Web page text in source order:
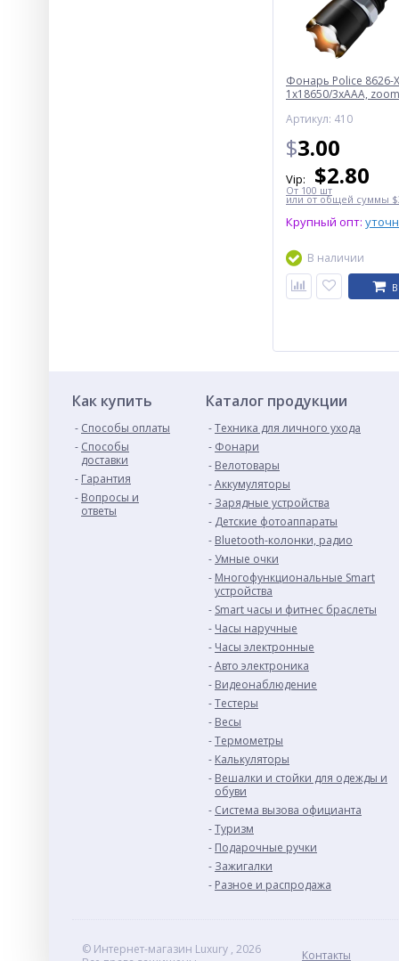
Фонарь Police 8626-
1х18650/3xAAA,
Артикул: 410
$3.00
Vip: $2.80
От 100 шт
или от общей суммы
Крупный опт:
В наличии
Как купить
Способы оплаты
Способы
доставки
Гарантия
Вопросы и
ответы
Каталог продукции
Техника для личного ухода
Фонари
Велотовары
Аккумуляторы
Зарядные устройства
Детские фотоаппараты
Bluetooth-колонки, радио
Умные очки
Многофункциональные Smart
устройства
Smart часы и фитнес браслеты
Часы наручные
Часы электронные
Авто электроника
Видеонаблюдение
Тестеры
Весы
Термометры
Калькуляторы
Вешалки и стойки для одежды и
обуви
Система вызова официанта
Туризм
Подарочные ручки
Зажигалки
Разное и раcпродажа
© Интернет-магазин Luxury , 2026
Контакты